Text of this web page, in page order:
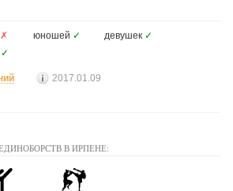
✗ юношей ✓ девушек ✓
✓
2017.01.09
В ИРПЕНЕ: